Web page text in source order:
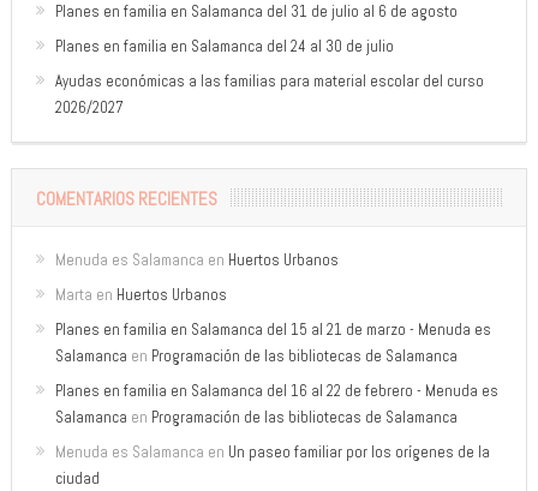
Planes en familia en Salamanca del 31 de julio al 6 de agosto
Planes en familia en Salamanca del 24 al 30 de julio
Ayudas económicas a las familias para material escolar del curso
2026/2027
COMENTARIOS RECIENTES
Menuda es Salamanca en Huertos Urbanos
Marta en Huertos Urbanos
Planes en familia en Salamanca del 15 al 21 de marzo - Menuda es
Salamanca en Programación de las bibliotecas de Salamanca
Planes en familia en Salamanca del 16 al 22 de febrero - Menuda es
Salamanca en Programación de las bibliotecas de Salamanca
Menuda es Salamanca en Un paseo familiar por los orígenes de la
ciudad